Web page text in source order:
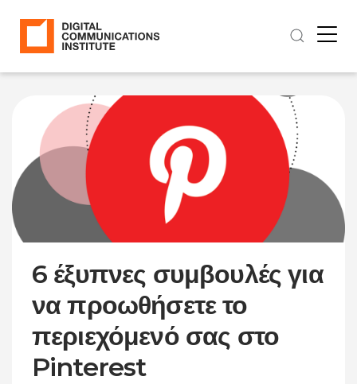
6 έξυπνες συμβουλές για
να προωθήσετε το
περιεχόμενό σας στο
Pinterest